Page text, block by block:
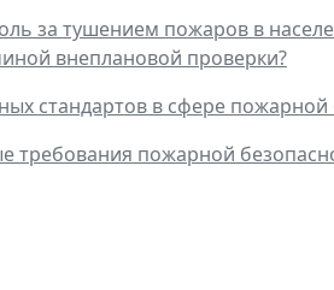
за тушением пожаров в
внеплановой проверки?
стандартов в сфере пожарной
требования пожарной